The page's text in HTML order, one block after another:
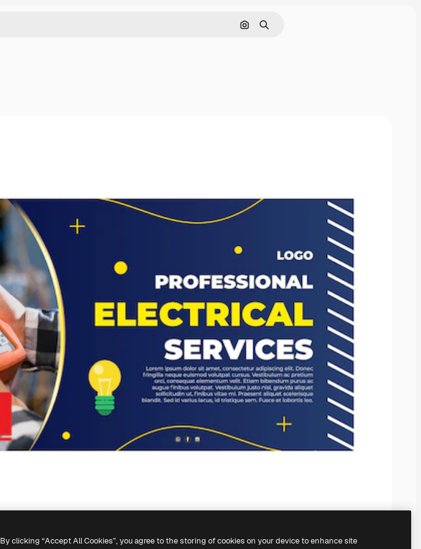
Pesquisar por imagem
Buscar
By clicking “Accept All Cookies”, you agree to the storing of cookies on your device to enhance site